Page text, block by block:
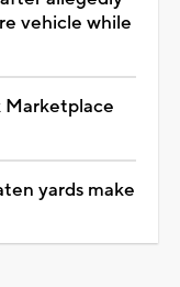
vehicle while
Marketplace
yards make